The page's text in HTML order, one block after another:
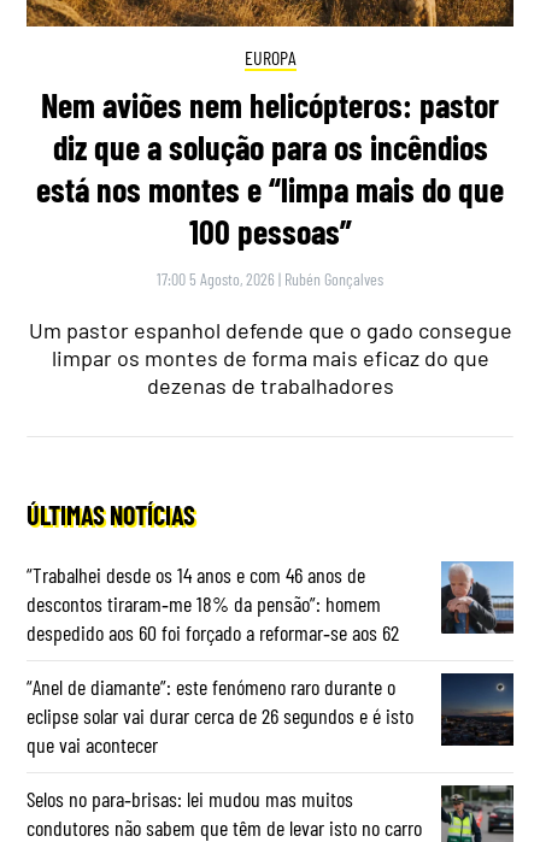
EUROPA
Nem aviões nem helicópteros: pastor
diz que a solução para os incêndios
está nos montes e “limpa mais do que
100 pessoas”
17:00 5 Agosto, 2026 | Rubén Gonçalves
Um pastor espanhol defende que o gado consegue
limpar os montes de forma mais eficaz do que
dezenas de trabalhadores
ÚLTIMAS NOTÍCIAS
“Trabalhei desde os 14 anos e com 46 anos de
descontos tiraram‑me 18% da pensão”: homem
despedido aos 60 foi forçado a reformar‑se aos 62
“Anel de diamante”: este fenómeno raro durante o
eclipse solar vai durar cerca de 26 segundos e é isto
que vai acontecer
Selos no para‑brisas: lei mudou mas muitos
condutores não sabem que têm de levar isto no carro